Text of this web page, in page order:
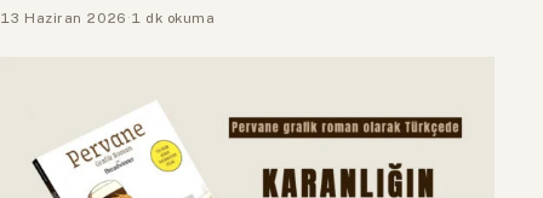
13 Haziran 2026 ·1 dk okuma